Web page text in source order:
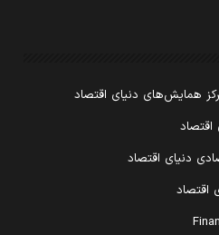
همایش‌های دنیای اقتصاد
دنیای اقتصاد
اقتصاد